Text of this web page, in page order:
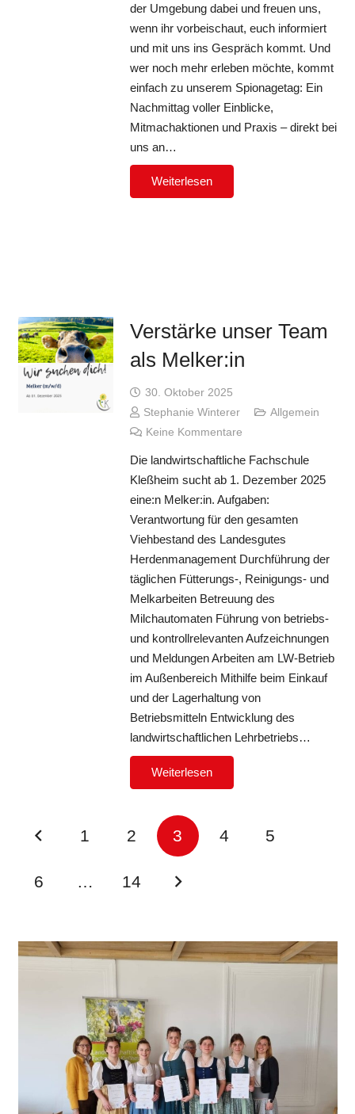
der Umgebung dabei und freuen uns,
wenn ihr vorbeischaut, euch informiert
und mit uns ins Gespräch kommt. Und
wer noch mehr erleben möchte, kommt
einfach zu unserem Spionagetag: Ein
Nachmittag voller Einblicke,
Mitmachaktionen und Praxis – direkt bei
uns an…
Weiterlesen
Verstärke unser Team
als Melker:in
30. Oktober 2025
Stephanie Winterer
Allgemein
Keine Kommentare
Die landwirtschaftliche Fachschule
Kleßheim sucht ab 1. Dezember 2025
eine:n Melker:in. Aufgaben:
Verantwortung für den gesamten
Viehbestand des Landesgutes
Herdenmanagement Durchführung der
täglichen Fütterungs-, Reinigungs- und
Melkarbeiten Betreuung des
Milchautomaten Führung von betriebs-
und kontrollrelevanten Aufzeichnungen
und Meldungen Arbeiten am LW-Betrieb
im Außenbereich Mithilfe beim Einkauf
und der Lagerhaltung von
Betriebsmitteln Entwicklung des
landwirtschaftlichen Lehrbetriebs…
Weiterlesen
1 2 3 4 5
6 … 14